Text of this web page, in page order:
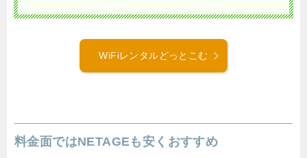
WiFiレンタルどっとこむ
料金面ではNETAGEも安くおすすめ